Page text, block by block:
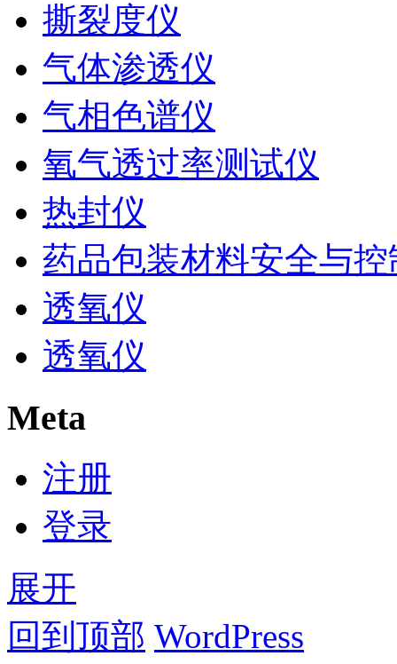
撕裂度仪
气体渗透仪
气相色谱仪
氧气透过率测试仪
热封仪
药品包装材料安全与
透氧仪
透氧仪
Meta
注册
登录
展开
回到顶部 WordPress